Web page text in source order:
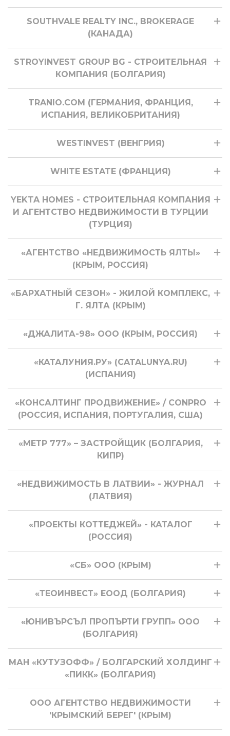
SOUTHVALE REALTY INC., BROKERAGE
(КАНАДА)
STROYINVEST GROUP BG - СТРОИТЕЛЬНАЯ
КОМПАНИЯ (БОЛГАРИЯ)
TRANIO.COM (ГЕРМАНИЯ, ФРАНЦИЯ,
ИСПАНИЯ, ВЕЛИКОБРИТАНИЯ)
WESTINVEST (ВЕНГРИЯ)
WHITE ESTATE (ФРАНЦИЯ)
YEKTA HOMES - СТРОИТЕЛЬНАЯ КОМПАНИЯ
И АГЕНТСТВО НЕДВИЖИМОСТИ В ТУРЦИИ
(ТУРЦИЯ)
«АГЕНТСТВО «НЕДВИЖИМОСТЬ ЯЛТЫ»
(КРЫМ, РОССИЯ)
«БАРХАТНЫЙ СЕЗОН» - ЖИЛОЙ КОМПЛЕКС,
Г. ЯЛТА (КРЫМ)
«ДЖАЛИТА-98» ООО (КРЫМ, РОССИЯ)
«КАТАЛУНИЯ.РУ» (CATALUNYA.RU)
(ИСПАНИЯ)
«КОНСАЛТИНГ ПРОДВИЖЕНИЕ» / CONPRO
(РОССИЯ, ИСПАНИЯ, ПОРТУГАЛИЯ, США)
«МЕТР 777» – ЗАСТРОЙЩИК (БОЛГАРИЯ,
КИПР)
«НЕДВИЖИМОСТЬ В ЛАТВИИ» - ЖУРНАЛ
(ЛАТВИЯ)
«ПРОЕКТЫ КОТТЕДЖЕЙ» - КАТАЛОГ
(РОССИЯ)
«СБ» ООО (КРЫМ)
«ТЕОИНВЕСТ» ЕООД (БОЛГАРИЯ)
«ЮНИВЪРСЪЛ ПРОПЪРТИ ГРУПП» ООО
(БОЛГАРИЯ)
МАН «КУТУЗОФФ» / БОЛГАРСКИЙ ХОЛДИНГ
«ПИКК» (БОЛГАРИЯ)
ООО АГЕНТСТВО НЕДВИЖИМОСТИ
'КРЫМСКИЙ БЕРЕГ' (КРЫМ)